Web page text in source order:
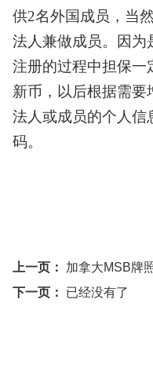
供2名外国成员，当
法人兼做成员。因为
注册的过程中担保一
新币，以后根据需要
法人或成员的个人信
码。
上一页：
加拿大MSB牌
下一页：
已经没有了